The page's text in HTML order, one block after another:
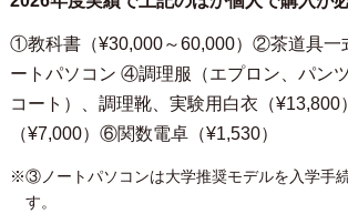
①教科書（¥30,000～60,000）②茶道具一
ートパソコン ④調理服（エプロン、パン
コート）、調理靴、実験用白衣（
（¥7,000）⑥関数電卓（¥1,530）
※③ノートパソコンは大学推奨モデルを入学手
す。